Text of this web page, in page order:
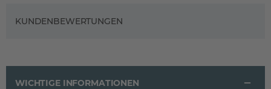
KUNDENBEWERTUNGEN
WICHTIGE INFORMATIONEN